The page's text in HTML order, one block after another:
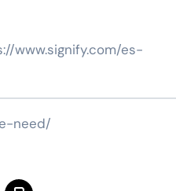
www.signify.com/es-
need/